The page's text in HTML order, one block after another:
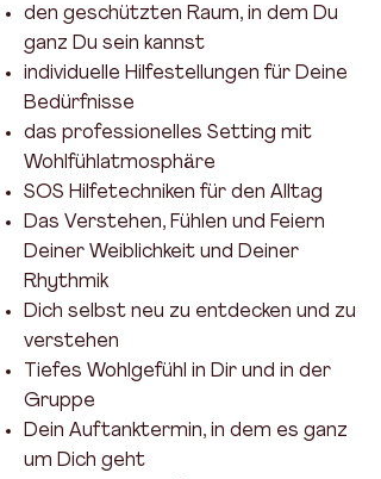
den geschützten Raum, in dem Du
ganz Du sein kannst
individuelle Hilfestellungen für Deine
Bedürfnisse
das professionelles Setting mit
Wohlfühlatmosphäre
SOS Hilfetechniken für den Alltag
Das Verstehen, Fühlen und Feiern
Deiner Weiblichkeit und Deiner
Rhythmik
Dich selbst neu zu entdecken und zu
verstehen
Tiefes Wohlgefühl in Dir und in der
Gruppe
Dein Auftanktermin, in dem es ganz
um Dich geht